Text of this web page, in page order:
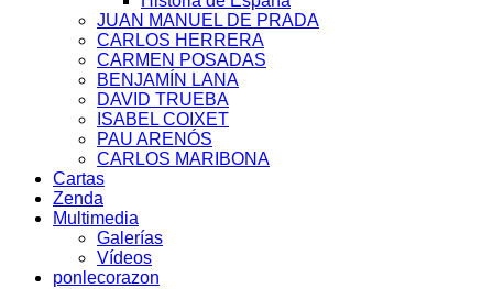
JUAN MANUEL DE PRADA
CARLOS HERRERA
CARMEN POSADAS
BENJAMÍN LANA
DAVID TRUEBA
ISABEL COIXET
PAU ARENÓS
CARLOS MARIBONA
Cartas
Zenda
Multimedia
Galerías
Vídeos
ponlecorazon